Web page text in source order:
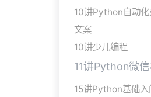
10讲Python自动化
文案
10讲少儿编程
11讲Python微
15讲Python基础入